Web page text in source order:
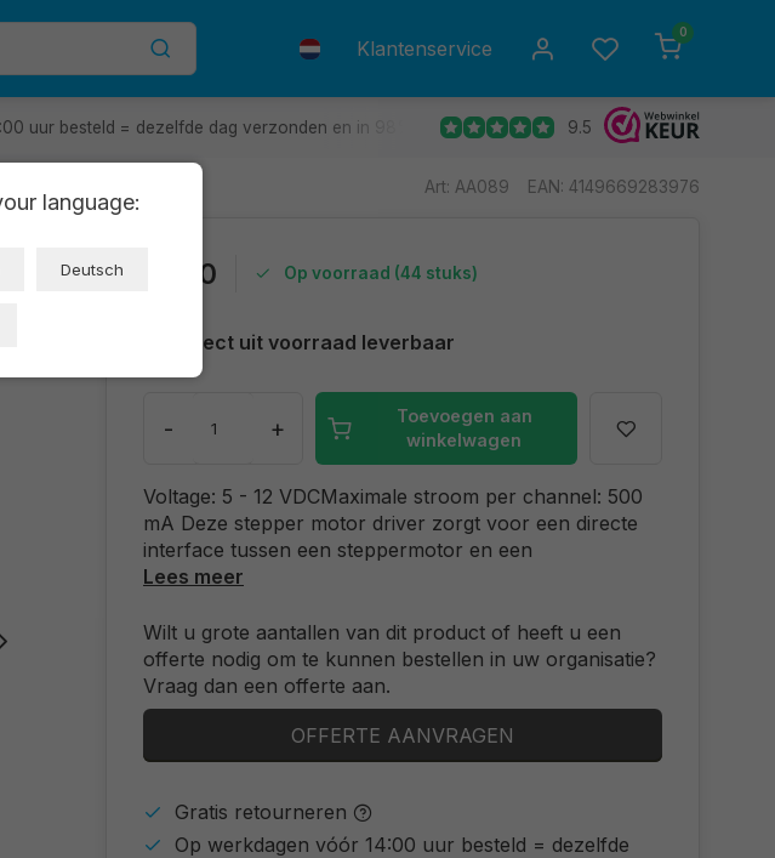
Klantenservice
0
uur besteld = dezelfde dag verzonden en in 98% van de gevallen de volgende dag in huis.
9.5
Art: AA089 EAN: 4149669283976
€1,60 Op voorraad (44 stuks)
Direct uit voorraad leverbaar
- +
Toevoegen aan
winkelwagen
Voltage: 5 - 12 VDCMaximale stroom per channel: 500
mA Deze stepper motor driver zorgt voor een directe
interface tussen een steppermotor en een
Lees meer
Wilt u grote aantallen van dit product of heeft u een
offerte nodig om te kunnen bestellen in uw organisatie?
Vraag dan een offerte aan.
OFFERTE AANVRAGEN
Gratis retourneren
Op werkdagen vóór 14:00 uur besteld = dezelfde
language:
Deutsch